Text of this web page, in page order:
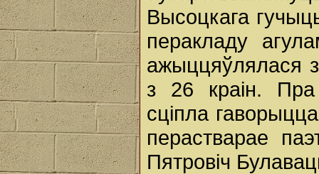
Высоцкага
перакладу
ажыццяўлялася
з 26 краін. Пра
сціпла
перастварае
Пятровіч